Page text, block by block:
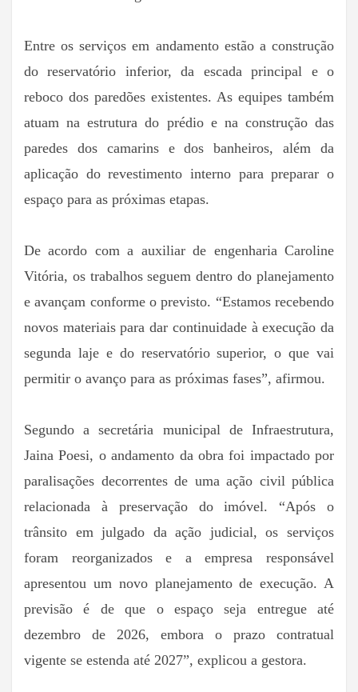
Entre os serviços em andamento estão a construção
do reservatório inferior, da escada principal e o
reboco dos paredões existentes. As equipes também
atuam na estrutura do prédio e na construção das
paredes dos camarins e dos banheiros, além da
aplicação do revestimento interno para preparar o
espaço para as próximas etapas.
De acordo com a auxiliar de engenharia Caroline
Vitória, os trabalhos seguem dentro do planejamento
e avançam conforme o previsto. “Estamos recebendo
novos materiais para dar continuidade à execução da
segunda laje e do reservatório superior, o que vai
permitir o avanço para as próximas fases”, afirmou.
Segundo a secretária municipal de Infraestrutura,
Jaina Poesi, o andamento da obra foi impactado por
paralisações decorrentes de uma ação civil pública
relacionada à preservação do imóvel. “Após o
trânsito em julgado da ação judicial, os serviços
foram reorganizados e a empresa responsável
apresentou um novo planejamento de execução. A
previsão é de que o espaço seja entregue até
dezembro de 2026, embora o prazo contratual
vigente se estenda até 2027”, explicou a gestora.